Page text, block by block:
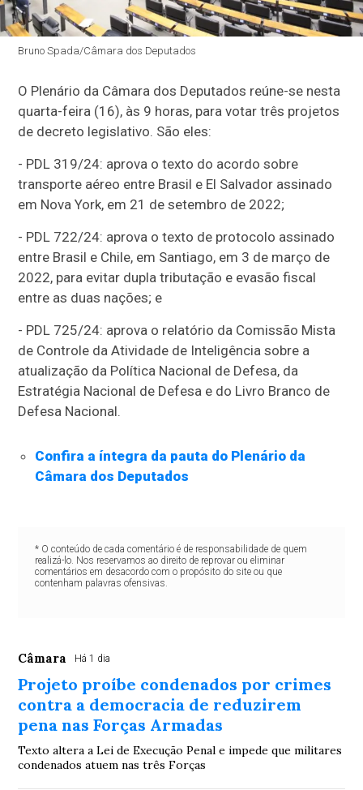
Bruno Spada/Câmara dos Deputados
O Plenário da Câmara dos Deputados reúne-se nesta
quarta-feira (16), às 9 horas, para votar três projetos
de decreto legislativo. São eles:
- PDL 319/24: aprova o texto do acordo sobre
transporte aéreo entre Brasil e El Salvador assinado
em Nova York, em 21 de setembro de 2022;
- PDL 722/24: aprova o texto de protocolo assinado
entre Brasil e Chile, em Santiago, em 3 de março de
2022, para evitar dupla tributação e evasão fiscal
entre as duas nações; e
- PDL 725/24: aprova o relatório da Comissão Mista
de Controle da Atividade de Inteligência sobre a
atualização da Política Nacional de Defesa, da
Estratégia Nacional de Defesa e do Livro Branco de
Defesa Nacional.
Confira a íntegra da pauta do Plenário da
Câmara dos Deputados
* O conteúdo de cada comentário é de responsabilidade de quem
realizá-lo. Nos reservamos ao direito de reprovar ou eliminar
comentários em desacordo com o propósito do site ou que
contenham palavras ofensivas.
Câmara Há 1 dia
Projeto proíbe condenados por crimes
contra a democracia de reduzirem
pena nas Forças Armadas
Texto altera a Lei de Execução Penal e impede que militares
condenados atuem nas três Forças